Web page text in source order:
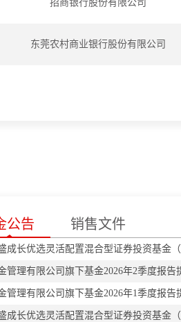
招商银行股份有限公司
东莞农村商业银行股份有限公司
公告 销售文件
成长优选灵活配置混合型证券投资基金
管理有限公司旗下基金2026年2季度报告
管理有限公司旗下基金2026年1季度报告
成长优选灵活配置混合型证券投资基金